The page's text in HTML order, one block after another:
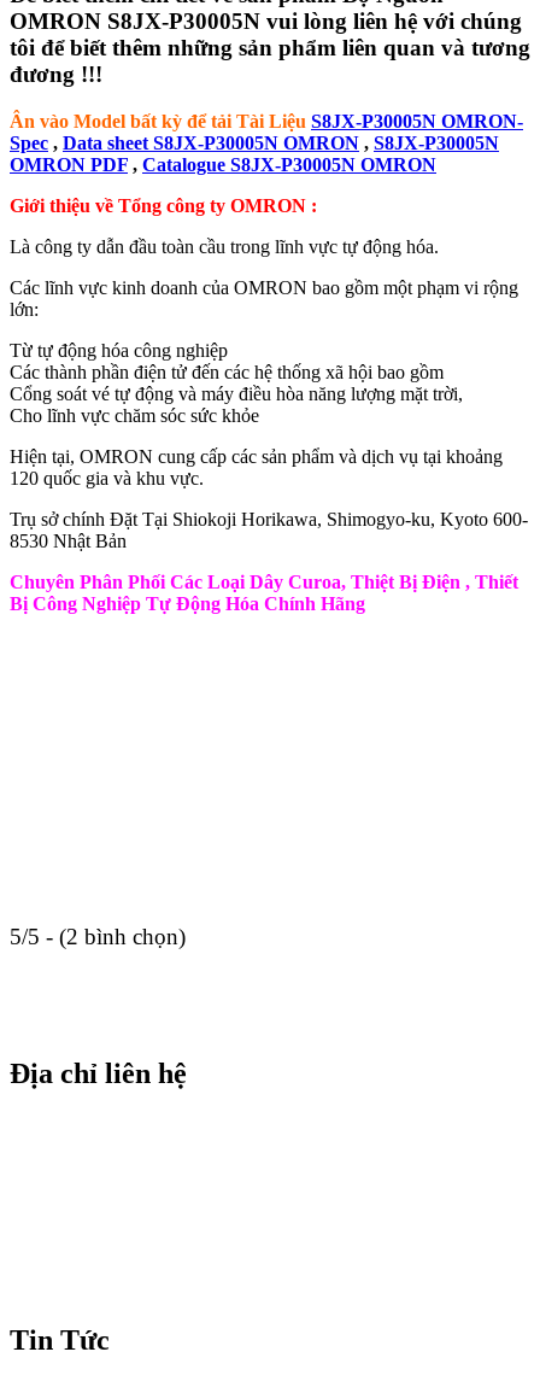
OMRON S8JX-P30005N vui lòng liên hệ với chúng
tôi để biết thêm những sản phẩm liên quan và tương
đương !!!
Ân vào Model bất kỳ để tải Tài Liệu S8JX-P30005N OMRON-
Spec , Data sheet S8JX-P30005N OMRON , S8JX-P30005N
OMRON PDF , Catalogue S8JX-P30005N OMRON
Giới thiệu về Tổng công ty OMRON :
Là công ty dẫn đầu toàn cầu trong lĩnh vực tự động hóa.
Các lĩnh vực kinh doanh của OMRON bao gồm một phạm vi rộng
lớn:
Từ tự động hóa công nghiệp
Các thành phần điện tử đến các hệ thống xã hội bao gồm
Cổng soát vé tự động và máy điều hòa năng lượng mặt trời,
Cho lĩnh vực chăm sóc sức khỏe
Hiện tại, OMRON cung cấp các sản phẩm và dịch vụ tại khoảng
120 quốc gia và khu vực.
Trụ sở chính Đặt Tại Shiokoji Horikawa, Shimogyo-ku, Kyoto 600-
8530 Nhật Bản
Chuyên Phân Phối Các Loại Dây Curoa, Thiệt Bị Điện , Thiết
Bị Công Nghiệp Tự Động Hóa Chính Hãng
5/5 - (2 bình chọn)
Địa chỉ liên hệ
Tin Tức